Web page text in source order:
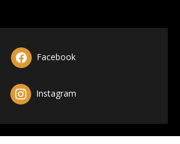
Facebook
Instagram